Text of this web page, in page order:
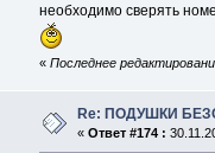
необходимо сверять
« Последнее
Re: ПОДУШКИ
«Ответ #174 :